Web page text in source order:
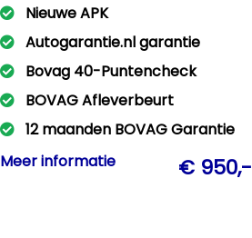
Nieuwe APK
Autogarantie.nl garantie
Bovag 40-Puntencheck
BOVAG Afleverbeurt
12 maanden BOVAG Garantie
Met dit pakket leveren wij Uw auto
rijklaar af met een nieuwe APK +
Meer informatie € 950,-